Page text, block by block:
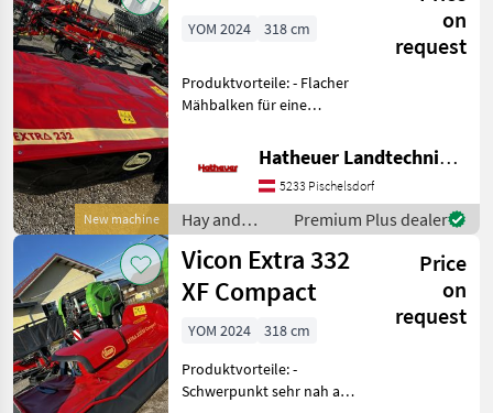
New machine
on
request
YOM 2024 318 cm
Produktvorteile: - Flacher
Mähbalken für eine
- Grundsätzlich
gegenläufige Mähscheiben -
Geschweißter Mähbalken -
3 Mähklingen pro Mähs
Hatheuer Landtechnik GmbH & Co.KG.
5233 Pischelsdorf
Hay and
forage
equipment /
Vicon
Premium Plus dealer
Vicon Extra 332
XF Compact
Price
on
request
YOM 2024
318 cm
Produktvorteile: -
Schwerpunkt sehr nah am